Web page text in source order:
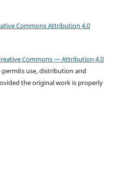
Commons Attribution 4.0
Commons — Attribution 4.0
permits use, distribution and
the original work is properly